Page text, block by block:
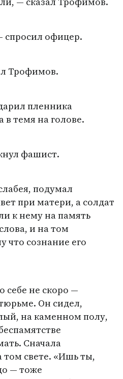
спросил офицер.
Трофимов.
пленника
в темя на голове.
фашист.
подумал
при матери, а солдат
к нему на память
и на том
что сознание его
не скоро —
Он сидел,
на каменном полу,
Сначала
том свете. «Ишь ты,
— тоже